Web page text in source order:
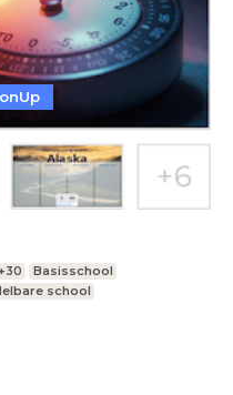
Basisschool
school